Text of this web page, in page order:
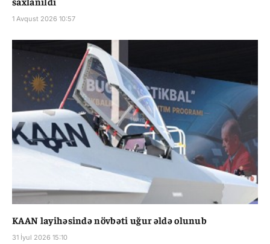
1 Avqust 2026 10:57
KAAN layihəsində növbəti uğur əldə olunub
31 İyul 2026 15:10